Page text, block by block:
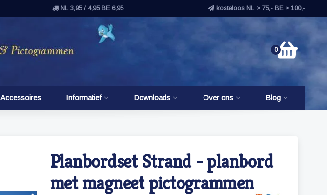
NL 3,95 / 4,95 BE 6,95 kosteloos NL > 75,- BE > 100,-
0
Accessoires Informatief Downloads Over ons Blog
Planbordset Strand - planbord
met magneet pictogrammen